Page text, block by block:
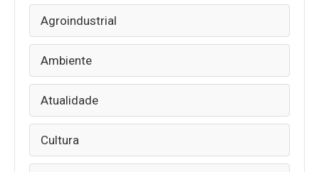
Agroindustrial
Ambiente
Atualidade
Cultura